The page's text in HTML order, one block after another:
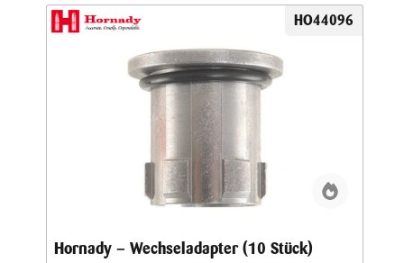
HO44096
Hornady – Wechseladapter (10 Stück)